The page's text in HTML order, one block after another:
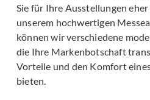
Sie für Ihre Ausstellungen
unserem hochwertigen
können wir verschiedene
die Ihre Markenbotschaft
Vorteile und den Komfort
bieten.